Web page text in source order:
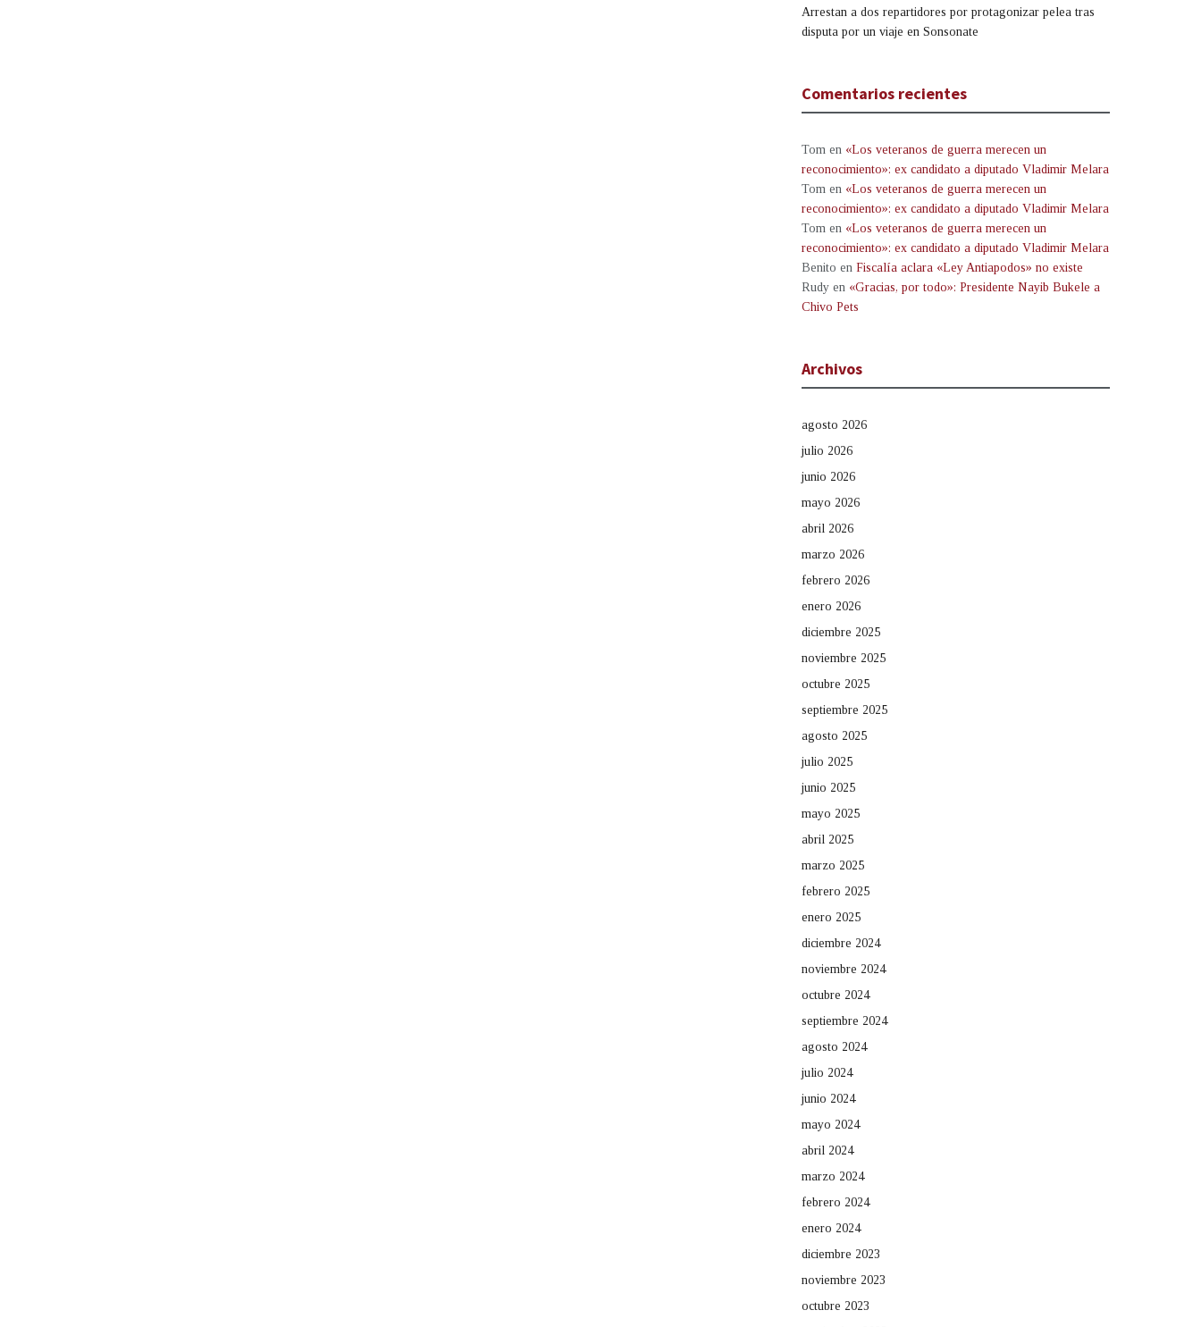
Arrestan a dos repartidores por protagonizar pelea tras
disputa por un viaje en Sonsonate
Comentarios recientes
Tom en «Los veteranos de guerra merecen un
reconocimiento»: ex candidato a diputado Vladimir Melara
Tom en «Los veteranos de guerra merecen un
reconocimiento»: ex candidato a diputado Vladimir Melara
Tom en «Los veteranos de guerra merecen un
reconocimiento»: ex candidato a diputado Vladimir Melara
Benito en Fiscalía aclara «Ley Antiapodos» no existe
Rudy en «Gracias, por todo»: Presidente Nayib Bukele a
Chivo Pets
Archivos
agosto 2026
julio 2026
junio 2026
mayo 2026
abril 2026
marzo 2026
febrero 2026
enero 2026
diciembre 2025
noviembre 2025
octubre 2025
septiembre 2025
agosto 2025
julio 2025
junio 2025
mayo 2025
abril 2025
marzo 2025
febrero 2025
enero 2025
diciembre 2024
noviembre 2024
octubre 2024
septiembre 2024
agosto 2024
julio 2024
junio 2024
mayo 2024
abril 2024
marzo 2024
febrero 2024
enero 2024
diciembre 2023
noviembre 2023
octubre 2023